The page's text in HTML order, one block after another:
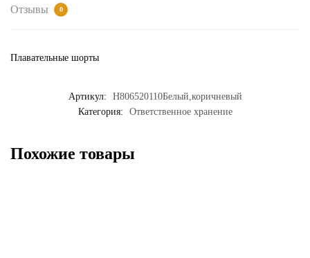
Отзывы 0
Плавательные шорты
Артикул:
H806520110Белый,коричневый
Категория:
Ответственное хранение
Похожие товары